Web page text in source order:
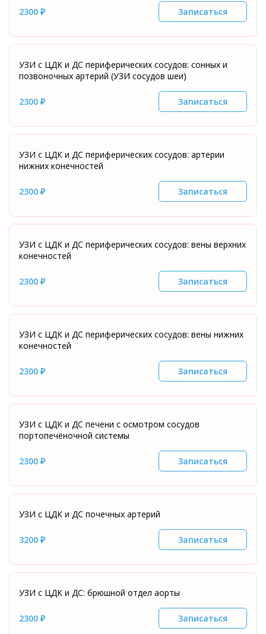
2300 ₽ Записаться
УЗИ с ЦДК и ДС периферических сосудов: сонных и
позвоночных артерий (УЗИ сосудов шеи)
2300 ₽ Записаться
УЗИ с ЦДК и ДС периферических сосудов: артерии
нижних конечностей
2300 ₽ Записаться
УЗИ с ЦДК и ДС периферических сосудов: вены верхних
конечностей
2300 ₽ Записаться
УЗИ с ЦДК и ДС периферических сосудов: вены нижних
конечностей
2300 ₽ Записаться
УЗИ с ЦДК и ДС печени с осмотром сосудов
портопечёночной системы
2300 ₽ Записаться
УЗИ с ЦДК и ДС почечных артерий
3200 ₽ Записаться
УЗИ с ЦДК и ДС: брюшной отдел аорты
2300 ₽ Записаться